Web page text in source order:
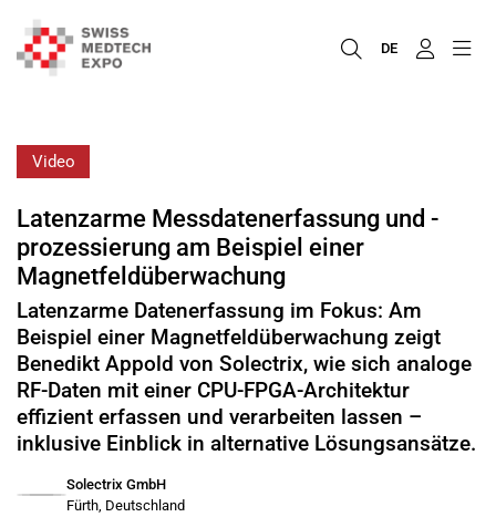
DE
Video
Latenzarme Messdatenerfassung und -
prozessierung am Beispiel einer
Magnetfeldüberwachung
Latenzarme Datenerfassung im Fokus: Am
Beispiel einer Magnetfeldüberwachung zeigt
Benedikt Appold von Solectrix, wie sich analoge
RF-Daten mit einer CPU-FPGA-Architektur
effizient erfassen und verarbeiten lassen –
inklusive Einblick in alternative Lösungsansätze.
Solectrix GmbH
Fürth, Deutschland